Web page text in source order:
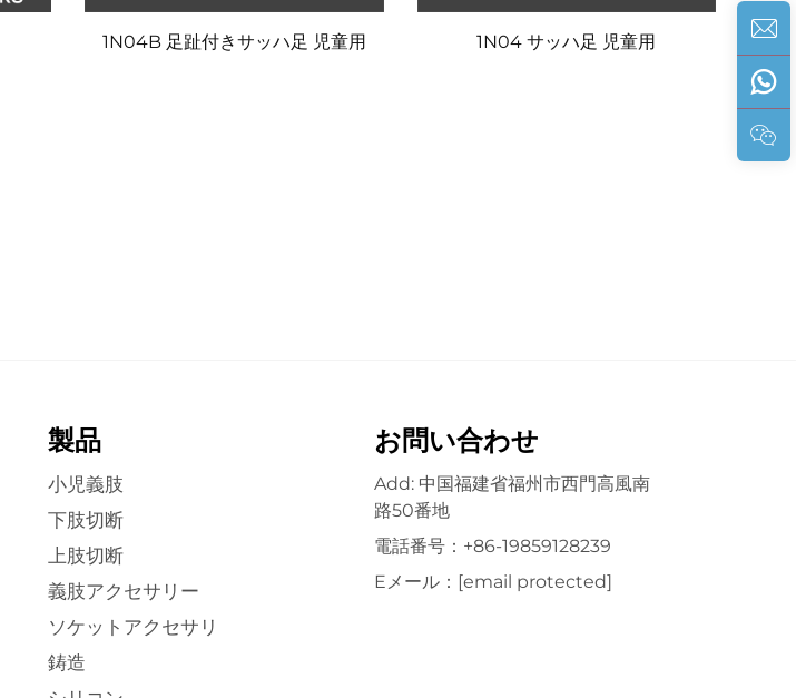
1N04B 足趾付きサッハ足 児童用 1N04 サッハ足 児童用
製品
小児義肢
下肢切断
上肢切断
義肢アクセサリー
ソケットアクセサリ
鋳造
お問い合わせ
Add: 中国福建省福州市西門高風南
路50番地
電話番号： +86-19859128239
Eメール： [email protected]